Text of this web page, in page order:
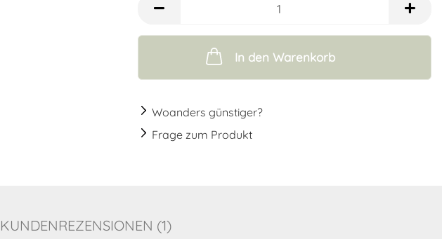
In den Warenkorb
Woanders günstiger?
Frage zum Produkt
KUNDENREZENSIONEN (1)